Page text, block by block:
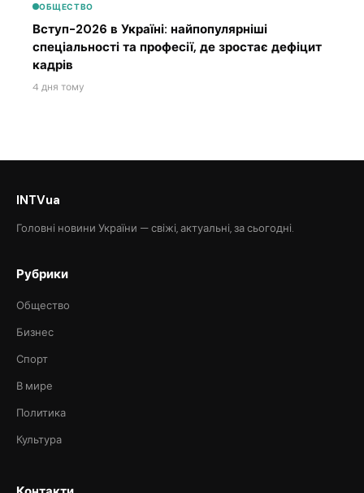
ОБЩЕСТВО
Вступ-2026 в Україні: найпопулярніші
спеціальності та професії, де зростає дефіцит
кадрів
4 дня тому
INTVua
Головні новини України — свіжі, актуальні, за сьогодні.
Рубрики
Общество
Бизнес
Спорт
В мире
Политика
Культура